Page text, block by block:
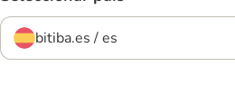
bitiba.es / es